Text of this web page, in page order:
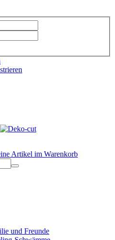
Artikel im Warenkorb
und Freunde